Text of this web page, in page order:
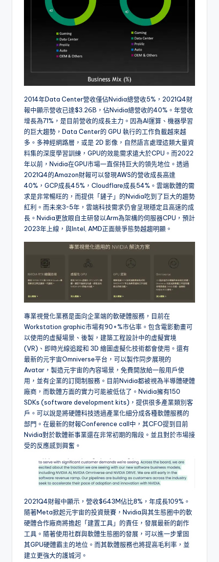
2014年Data Center營收僅佔Nvidia總營收5%，2021Q4財
報中顯示營收已達$3.26B，佔Nvidia總營收的40%。年營收
增長為71%，是目前營收的成長主力。因為AI運算、機器學習
的巨大趨勢，Data Center的 GPU 執行的工作負載越來越
多。多神經網路層，或是 2D 影像，自然語言處理這類大量資
料集的深度學習訓練，GPU的效能需求遠大於CPU。而2022
年以前，Nvidia在GPU市場一直保持巨大的領先地位。透過
2021Q4的Amazon財報可以發現AWS的營收成長高達
40%，GCP成長45%，Cloudflare成長54%。雲端軟體的需
求是非常暢旺的，而提供「鏟子」的Nvidia吃到了巨大的趨勢
紅利。而未來3~5年，雲端科技需求仍會呈現穩定且高速的成
長。Nvidia更放眼自主研發以Arm為架構的伺服器CPU，預計
2023年上線，與Intel, AMD正面競爭態勢越趨明顯。
專業視覺化業務是面向企業端的軟硬體服務，目前在
Workstation graphic市場有90+%市佔率。包含電影動畫可
以使用的虛擬場景、後製，建築工程設計中的虛擬實境
(VR)、即時光線追蹤和 3D 繪圖虛擬化技術都會使用。還有
最新的元宇宙Omniverse平台，可以製作同步展現的
Avatar，製造元宇宙的內容場景，免費開放給一般用戶使
用，並有企業的訂閱制服務。目前Nvidia都被視為半導體硬體
廠商，而軟體方面的實力可能被低估了。Nvidia擁有150
SDKs (software development kits)，提供很多產業類別客
戶。可以說是將硬體科技透過產業化細分成各種軟體服務的
部門。在最新的財報Conference call中，其CFO提到目前
Nvidia對於軟體新事業還在非常初期的階段。並且對於市場接
受的反應感到興奮。
2021Q4財報中顯示，營收$643M佔比8%，年成長109%。
隨著Meta掀起元宇宙的投資競賽，Nvidia與其生態圈中的軟
硬體合作廠商將擔起「建置工具」的責任，發展最新的創作
工具。隨著使用社群與軟體生態圈的發展，可以進一步鞏固
其GPU硬體霸主的地位。而其軟體服務也將提高毛利率，並
建立更強大的護城河。